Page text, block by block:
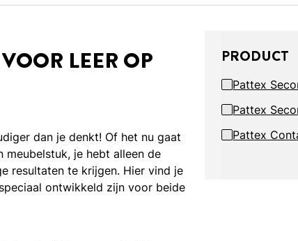
LEER OP
dan je denkt! Of het nu gaat
meubelstuk, je hebt alleen de
resultaten te krijgen. Hier vind je
ontwikkeld zijn voor beide
PRODUCT
Pattex
Pattex
Pattex